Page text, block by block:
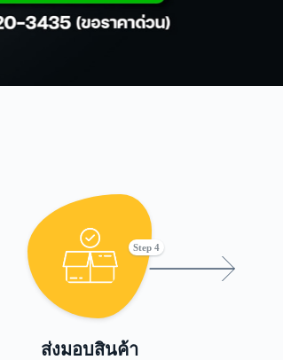
ส่งมอบสินค้า
Step 4